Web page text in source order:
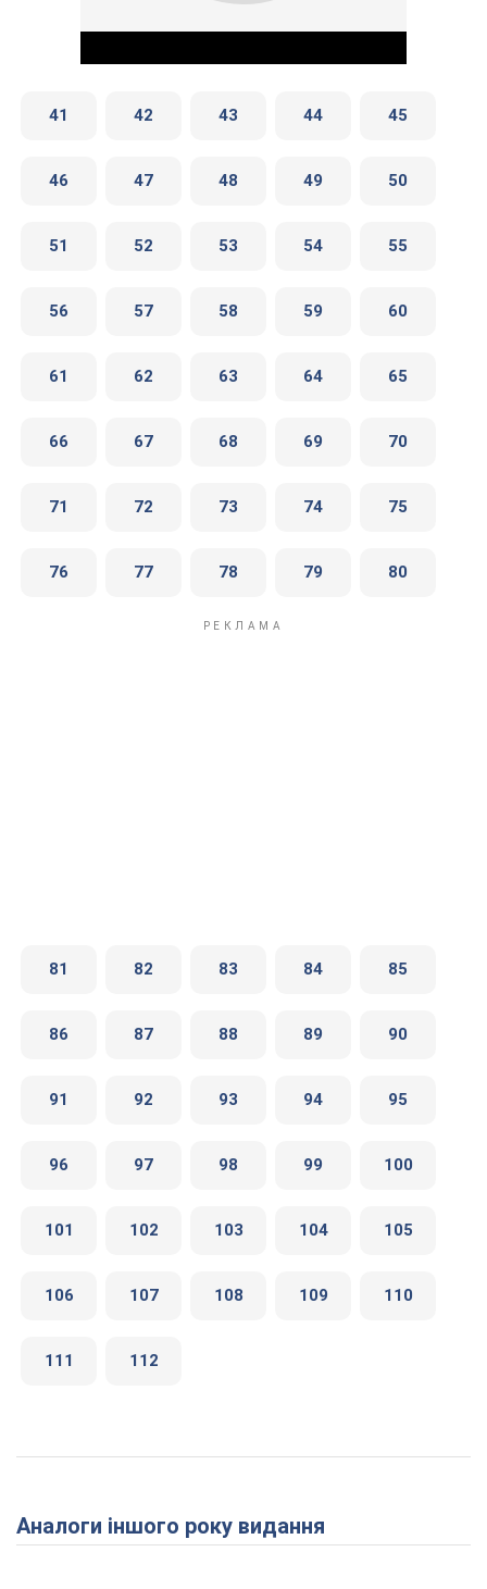
Play Video
41 42 43 44 45
46 47 48 49 50
51 52 53 54 55
56 57 58 59 60
61 62 63 64 65
66 67 68 69 70
71 72 73 74 75
76 77 78 79 80
81 82 83 84 85
86 87 88 89 90
91 92 93 94 95
96 97 98 99 100
101 102 103 104 105
106 107 108 109 110
111 112
Аналоги іншого року видання